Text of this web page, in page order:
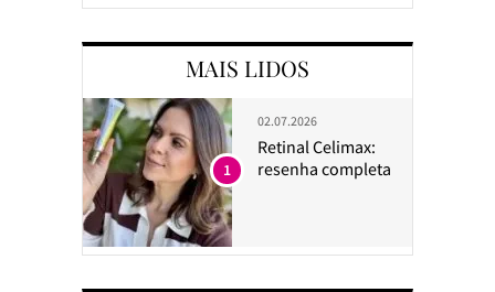
MAIS LIDOS
02.07.2026
Retinal Celimax:
resenha completa
1